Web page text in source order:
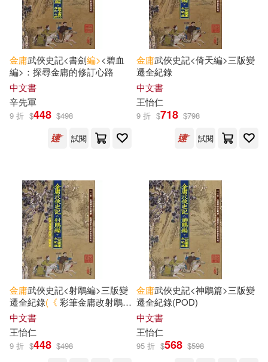
周仲強(1)
周悌(1)
周錫山(1) 喬亞洲(1)
喬峰 選編(1) 嚴曉星(1)
山裡聽雨(1)
席聖文(1)
張佳瑋(1)
張浚生（主編）(1) 張覓(1)
彌今(1)
中國盲文出版社(1)
中國計量出版社(1)
中國電影出版社(1)
中文在線(1)
亞細亞(1) 人民出版社(1)
人民衛生出版社(1)
今古傳奇(1) 今周刊(1)
允晨文化(1)
北岳文藝出版社(1)
金庸武俠史記<書劍編><碧血
編>：探尋金庸的修訂心路
中文書
辛先軍
9 折 $448 $498
試閱
金庸武俠史記<倚天編>三版變
遷全紀錄
中文書
王怡仁
9 折 $718 $798
試閱
金庸武俠史記<射鵰編>三版變
遷全紀錄(《 彩筆金庸改射鵰》
增訂版)
中文書
王怡仁
9 折 $448 $498
金庸武俠史記<神鵰篇>三版變
遷全紀錄(POD)
中文書
王怡仁
95 折 $568 $598